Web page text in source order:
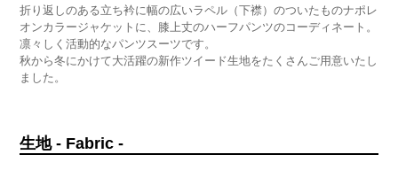
折り返しのある立ち衿に幅の広いラペル（下襟）のついたものナポレ
オンカラージャケットに、膝上丈のハーフパンツのコーディネート。
凛々しく活動的なパンツスーツです。
秋から冬にかけて大活躍の新作ツイード生地をたくさんご用意いたし
ました。
生地 - Fabric -